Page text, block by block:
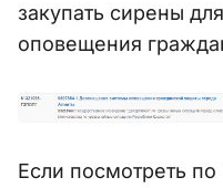
закупать сирены
оповещения
Если посмотреть